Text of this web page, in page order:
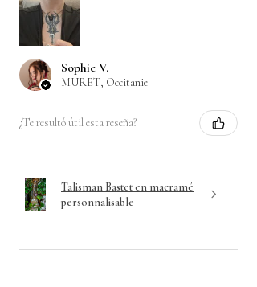
Sophie V.
MURET, Occitanie
¿Te resultó útil esta reseña?
Talisman Bastet en macramé
personnalisable